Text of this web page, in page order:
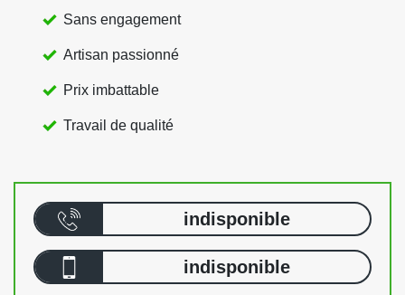
Sans engagement
Artisan passionné
Prix imbattable
Travail de qualité
indisponible
indisponible